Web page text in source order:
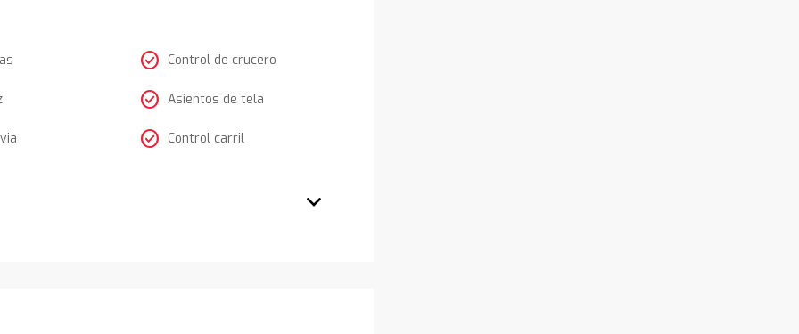
check_circle Control de crucero
check_circle Asientos de tela
check_circle Control carril